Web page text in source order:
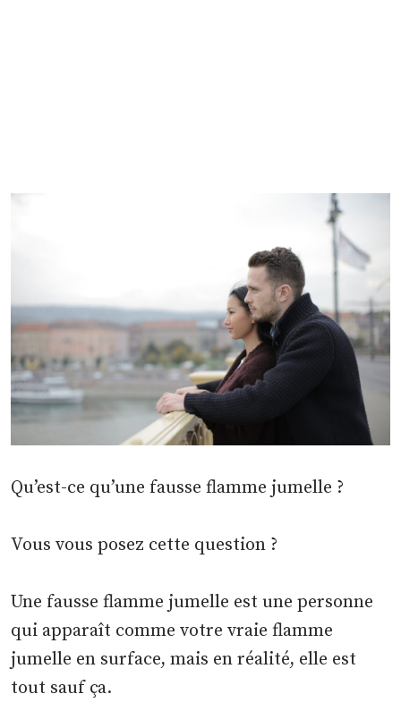
Qu’est-ce qu’une fausse flamme jumelle ?
Vous vous posez cette question ?
Une fausse flamme jumelle est une personne
qui apparaît comme votre vraie flamme
jumelle en surface, mais en réalité, elle est
tout sauf ça.